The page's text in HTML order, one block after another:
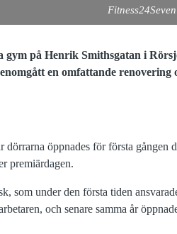
på Henrik Smithsgatan i
en omfattande renovering
öppnades för första gången
premiärdagen.
som under den första tiden
och senare samma år